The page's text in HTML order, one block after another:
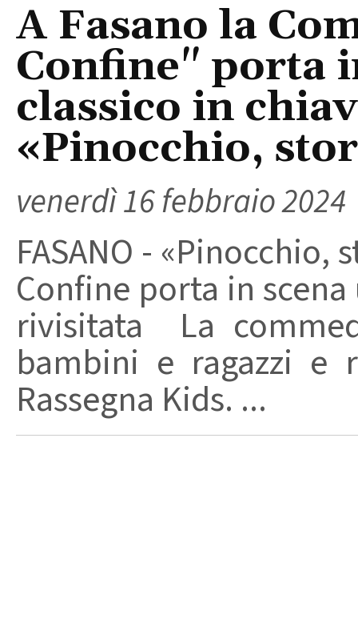
A Fasano la
Confine" porta
classico in
«Pinocchio,
venerdì 16 febbraio 2024
FASANO -
Confine porta in
rivisitata La
bambini e ragazzi e
Rassegna Kids. ...